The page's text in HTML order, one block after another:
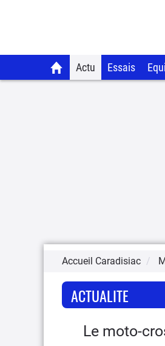
Actu Essais
Accueil Caradisiac
ACTUALITE
Le moto-